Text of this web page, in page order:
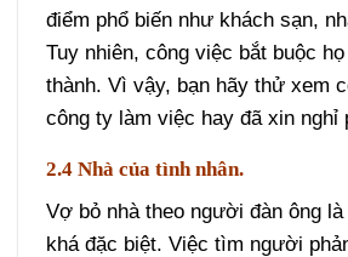
điểm phổ biến như khách sạn,
Tuy nhiên, công việc bắt buộc
thành. Vì vậy, bạn hãy thử xem
công ty làm việc hay đã xin nghỉ
2.4 Nhà của tình nhân.
Vợ bỏ nhà theo người đàn ông
khá đặc biệt. Việc tìm người